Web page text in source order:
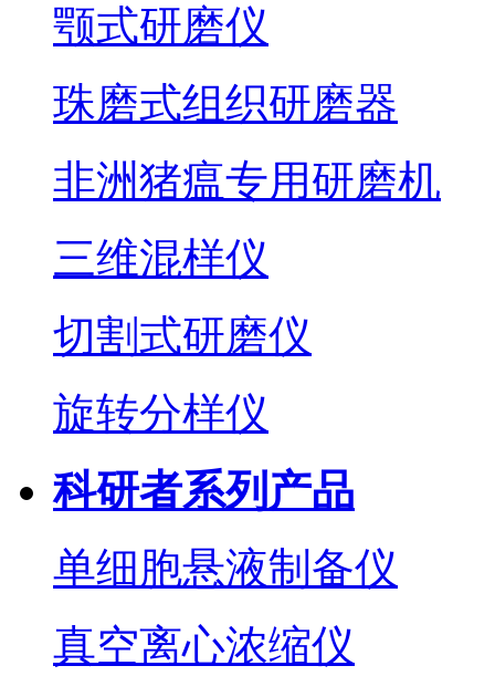
颚式研磨仪
珠磨式组织研磨器
非洲猪瘟专用研磨机
三维混样仪
切割式研磨仪
旋转分样仪
科研者系列产品
单细胞悬液制备仪
真空离心浓缩仪